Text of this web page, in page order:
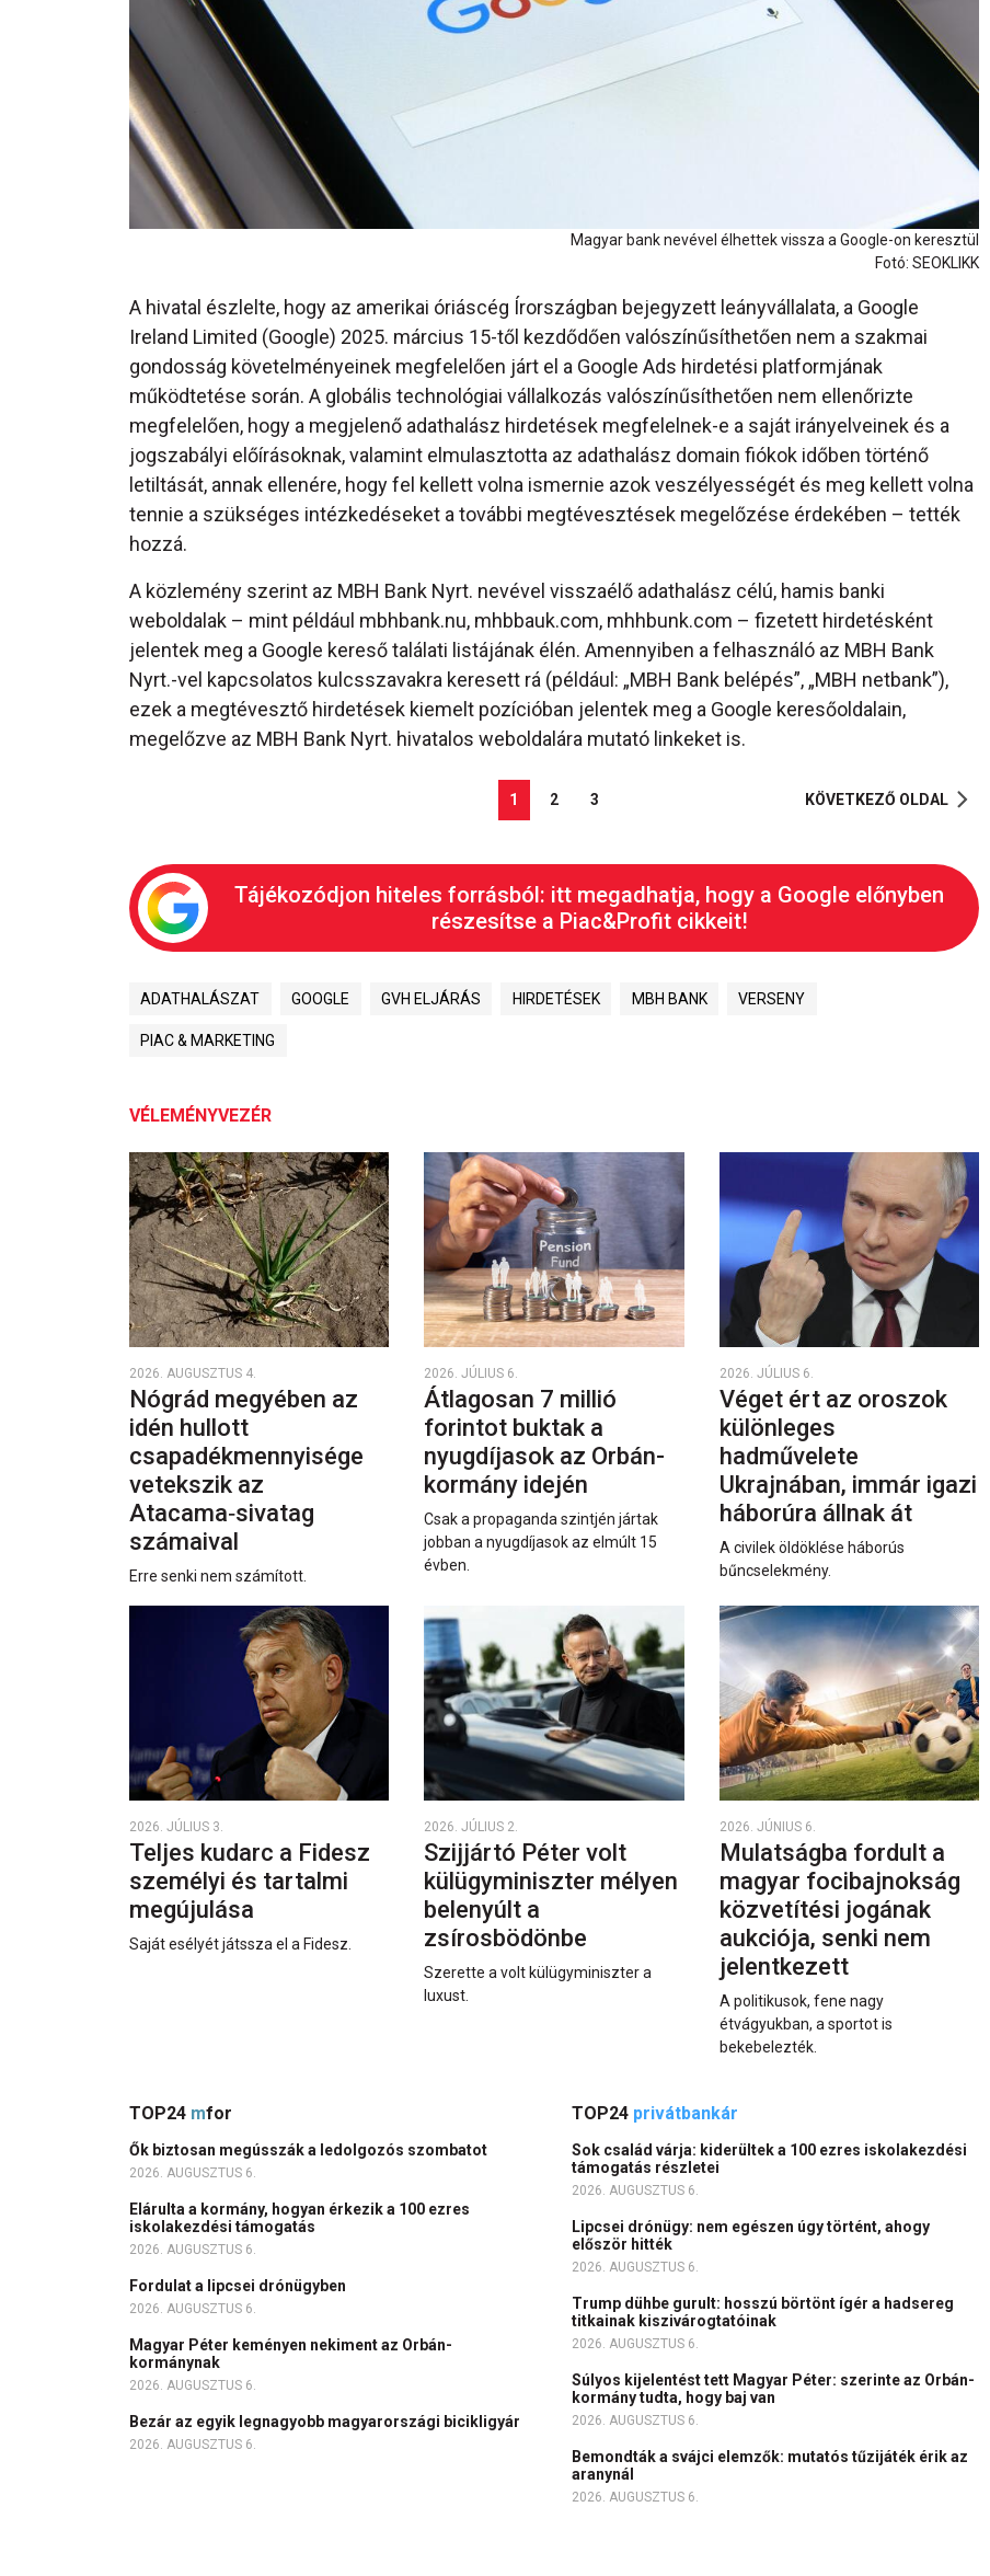
Magyar bank nevével élhettek vissza a Google-on keresztül
Fotó: SEOKLIKK
A hivatal észlelte, hogy az amerikai óriáscég Írországban bejegyzett leányvállalata, a Google
Ireland Limited (Google) 2025. március 15-től kezdődően valószínűsíthetően nem a szakmai
gondosság követelményeinek megfelelően járt el a Google Ads hirdetési platformjának
működtetése során. A globális technológiai vállalkozás valószínűsíthetően nem ellenőrizte
megfelelően, hogy a megjelenő adathalász hirdetések megfelelnek-e a saját irányelveinek és a
jogszabályi előírásoknak, valamint elmulasztotta az adathalász domain fiókok időben történő
letiltását, annak ellenére, hogy fel kellett volna ismernie azok veszélyességét és meg kellett volna
tennie a szükséges intézkedéseket a további megtévesztések megelőzése érdekében – tették
hozzá.
A közlemény szerint az MBH Bank Nyrt. nevével visszaélő adathalász célú, hamis banki
weboldalak – mint például mbhbank.nu, mhbbauk.com, mhhbunk.com – fizetett hirdetésként
jelentek meg a Google kereső találati listájának élén. Amennyiben a felhasználó az MBH Bank
Nyrt.-vel kapcsolatos kulcsszavakra keresett rá (például: „MBH Bank belépés”, „MBH netbank”),
ezek a megtévesztő hirdetések kiemelt pozícióban jelentek meg a Google keresőoldalain,
megelőzve az MBH Bank Nyrt. hivatalos weboldalára mutató linkeket is.
1 2 3 KÖVETKEZŐ OLDAL
Tájékozódjon hiteles forrásból: itt megadhatja, hogy a Google előnyben
részesítse a Piac&Profit cikkeit!
ADATHALÁSZAT GOOGLE GVH ELJÁRÁS HIRDETÉSEK MBH BANK VERSENY
PIAC & MARKETING
VÉLEMÉNYVEZÉR
2026. AUGUSZTUS 4.
Nógrád megyében az
idén hullott
csapadékmennyisége
vetekszik az
Atacama‑sivatag
számaival
Erre senki nem számított.
2026. JÚLIUS 6.
Átlagosan 7 millió
forintot buktak a
nyugdíjasok az Orbán-
kormány idején
Csak a propaganda szintjén jártak
jobban a nyugdíjasok az elmúlt 15
évben.
2026. JÚLIUS 6.
Véget ért az oroszok
különleges
hadművelete
Ukrajnában, immár igazi
háborúra állnak át
A civilek öldöklése háborús
bűncselekmény.
2026. JÚLIUS 3.
Teljes kudarc a Fidesz
személyi és tartalmi
megújulása
Saját esélyét játssza el a Fidesz.
2026. JÚLIUS 2.
Szijjártó Péter volt
külügyminiszter mélyen
belenyúlt a
zsírosbödönbe
Szerette a volt külügyminiszter a
luxust.
2026. JÚNIUS 6.
Mulatságba fordult a
magyar focibajnokság
közvetítési jogának
aukciója, senki nem
jelentkezett
A politikusok, fene nagy
étvágyukban, a sportot is
bekebelezték.
TOP24 mfor
Ők biztosan megússzák a ledolgozós szombatot
2026. AUGUSZTUS 6.
Elárulta a kormány, hogyan érkezik a 100 ezres
iskolakezdési támogatás
2026. AUGUSZTUS 6.
Fordulat a lipcsei drónügyben
2026. AUGUSZTUS 6.
Magyar Péter keményen nekiment az Orbán-
kormánynak
2026. AUGUSZTUS 6.
Bezár az egyik legnagyobb magyarországi bicikligyár
2026. AUGUSZTUS 6.
TOP24 privátbankár
Sok család várja: kiderültek a 100 ezres iskolakezdési
támogatás részletei
2026. AUGUSZTUS 6.
Lipcsei drónügy: nem egészen úgy történt, ahogy
először hitték
2026. AUGUSZTUS 6.
Trump dühbe gurult: hosszú börtönt ígér a hadsereg
titkainak kiszivárogtatóinak
2026. AUGUSZTUS 6.
Súlyos kijelentést tett Magyar Péter: szerinte az Orbán-
kormány tudta, hogy baj van
2026. AUGUSZTUS 6.
Bemondták a svájci elemzők: mutatós tűzijáték érik az
aranynál
2026. AUGUSZTUS 6.